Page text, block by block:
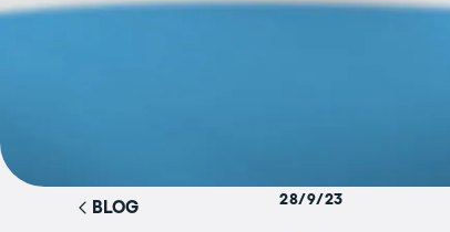
BLOG 28/9/23